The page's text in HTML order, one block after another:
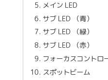
メイン LED
サブ LED （青）
サブ LED （緑）
サブ LED （赤）
フォーカスコントロ
スポットビーム